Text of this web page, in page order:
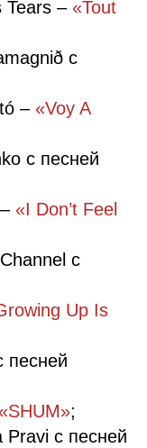
Tears – «Tout
с
– «Voy A
с песней
«I Don’t Feel
с
Up Is
песней
«SHUM»;
с песней